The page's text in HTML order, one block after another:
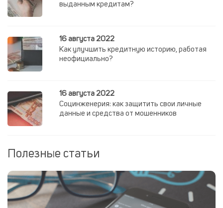
выданным кредитам?
16 августа 2022
Как улучшить кредитную историю, работая
неофициально?
16 августа 2022
Социнженерия: как защитить свои личные
данные и средства от мошенников
Полезные статьи